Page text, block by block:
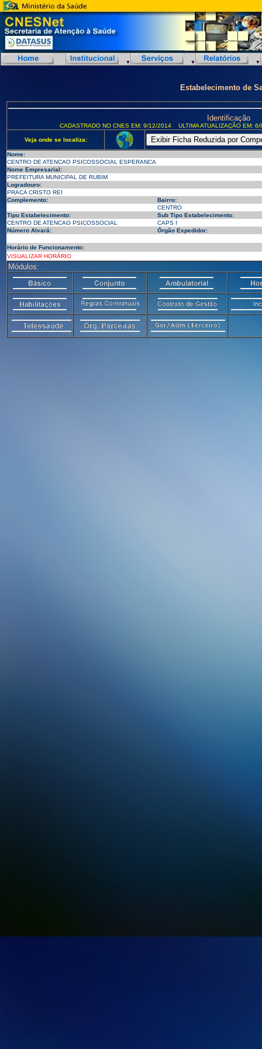
Estabelecimento de
Identificação
CADASTRADO NO CNES EM: 9/12/2014 ULTIMA ATUALIZAÇÃO EM:
Veja onde se localiza:
Nome:
CENTRO DE ATENCAO PSICOSSOCIAL ESPERANCA
Nome Empresarial:
PREFEITURA MUNICIPAL DE RUBIM
Logradouro:
PRACA CRISTO REI
Complemento:
Bairro:
CENTRO
Tipo Estabelecimento:
Sub Tipo Estabelecimento:
CENTRO DE ATENCAO PSICOSSOCIAL
CAPS I
Número Alvará:
Órgão Expedidor:
Horário de Funcionamento:
VISUALIZAR HORÁRIO
Módulos: